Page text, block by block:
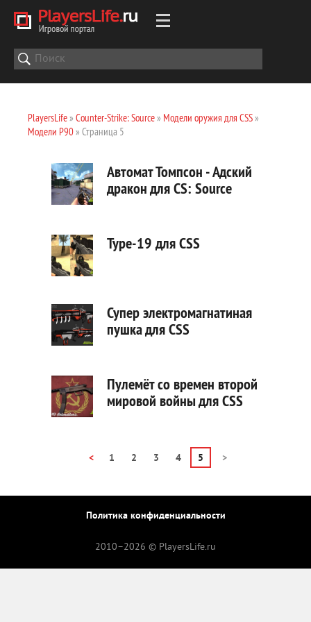
PlayersLife» Counter-Strike: Source» Модели оружия для CSS»
Модели P90» Страница 5
Автомат Томпсон - Адский
дракон для CS: Source
Type-19 для CSS
Супер электромагнатиная
пушка для CSS
Пулемёт со времен второй
мировой войны для CSS
< 1 2 3 4 5 >
Политика конфиденциальности
2010–2026 © PlayersLife.ru